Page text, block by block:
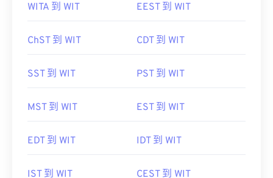
WITA 到 WIT EEST 到 WIT
ChST 到 WIT CDT 到 WIT
SST 到 WIT PST 到 WIT
MST 到 WIT EST 到 WIT
EDT 到 WIT IDT 到 WIT
IST 到 WIT CEST 到 WIT